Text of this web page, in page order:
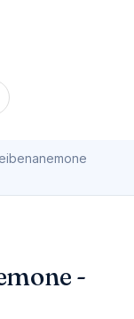
enthält 0
-